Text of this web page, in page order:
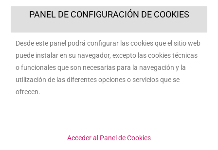
PANEL DE CONFIGURACIÓN DE COOKIES
Desde este panel podrá configurar las cookies que el sitio web
puede instalar en su navegador, excepto las cookies técnicas
o funcionales que son necesarias para la navegación y la
utilización de las diferentes opciones o servicios que se
ofrecen.
Acceder al Panel de Cookies